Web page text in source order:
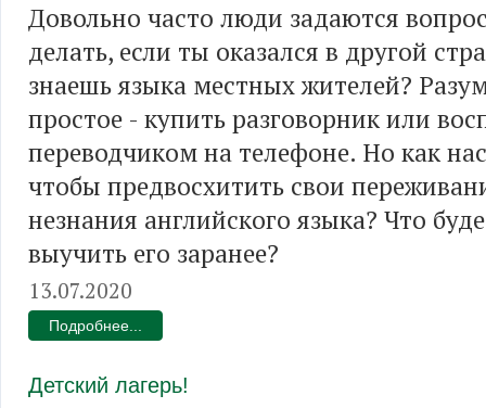
Довольно часто люди задаются
делать, если ты оказался в другой
знаешь языка местных жителей?
простое - купить разговорник или
переводчиком на телефоне. Но как
чтобы предвосхитить свои
незнания английского языка? Что
выучить его заранее?
13.07.2020
Подробнее...
Детский лагерь!